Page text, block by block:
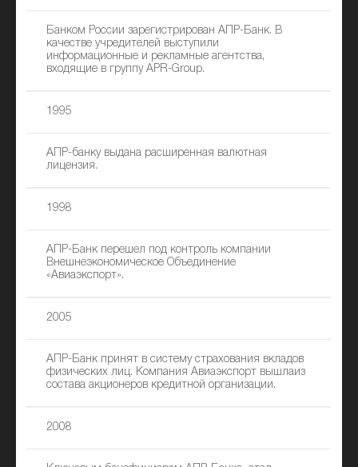
Банком России зарегистрирован АПР-Банк. В
качестве учредителей выступили
информационные и рекламные агентства,
входящие в группу APR-Group.
1995
АПР-банку выдана расширенная валютная
лицензия.
1998
АПР-Банк перешел под контроль компании
Внешнеэкономическое Объединение
«Авиаэкспорт».
2005
АПР-Банк принят в систему страхования вкладов
физических лиц. Компания Авиаэкспорт вышлаиз
состава акционеров кредитной организации.
2008